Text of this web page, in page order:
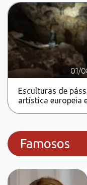
01/
Esculturas de
artística europeia
Famosos